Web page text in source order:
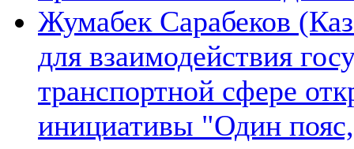
Жумабек Сарабеков
для взаимодействия
транспортной сфере
инициативы "Один